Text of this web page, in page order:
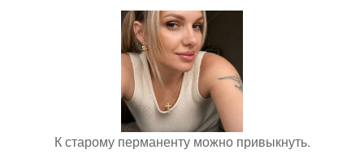
К старому перманенту можно привыкнуть.